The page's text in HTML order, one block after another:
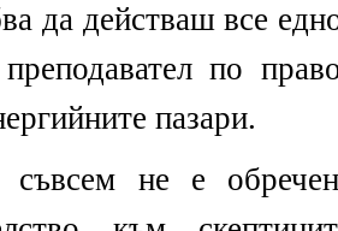
да действаш все
преподавател по
пазари.
съвсем не е